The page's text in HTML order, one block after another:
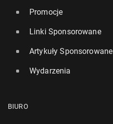
Promocje
Linki Sponsorowane
Artykuły Sponsorowane
Wydarzenia
BIURO